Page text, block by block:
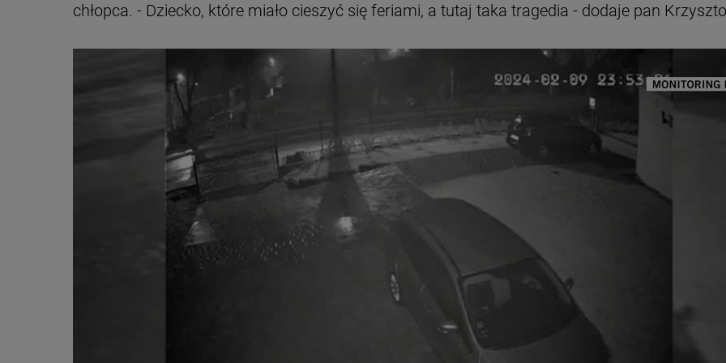
chłopca. - Dziecko, które miało cieszyć się feriami, a tutaj taka tragedia - dodaje pan